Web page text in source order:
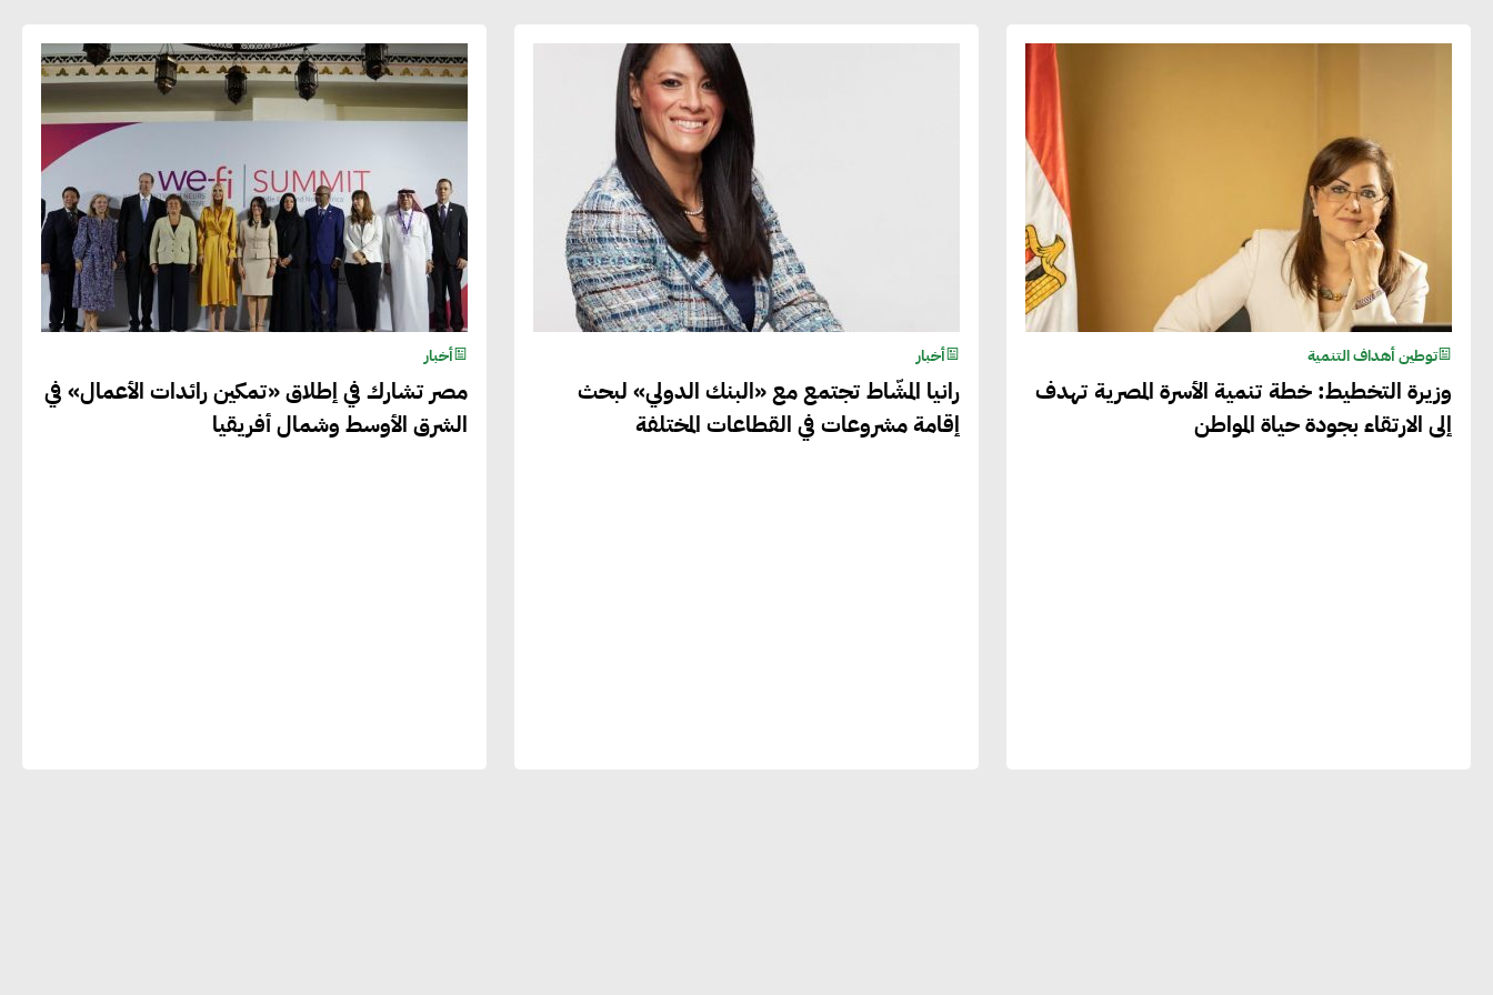
توطين أهداف التنمية
وزيرة التخطيط: خطة تنمية الأسرة المصرية تهدف
إلى الارتقاء بجودة حياة المواطن
أخبار
رانيا المشّاط تجتمع مع «البنك الدولي» لبحث
إقامة مشروعات في القطاعات المختلفة
أخبار
مصر تشارك في إطلاق «تمكين رائدات الأعمال» في
الشرق الأوسط وشمال أفريقيا